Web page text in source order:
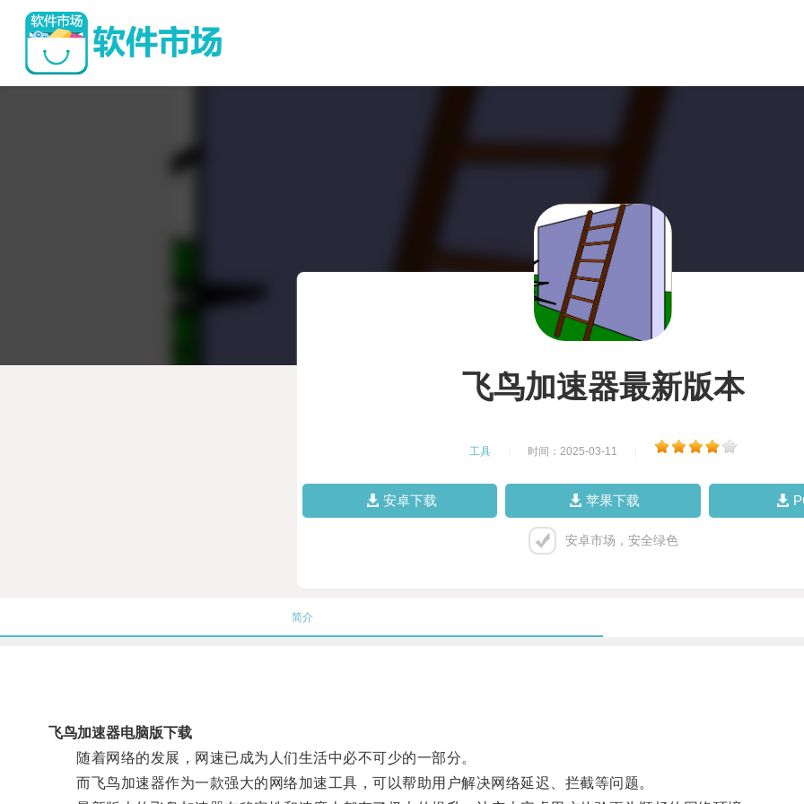
飞鸟加速器最新版本
工具 时间：2025-03-11
安卓下载 苹果下载
安卓市场，安全绿色
简介
飞鸟加速器电脑版下载
随着网络的发展，网速已成为人们生活中必不可少的一部分。
而飞鸟加速器作为一款强大的网络加速工具，可以帮助用户解决网络延迟、拦截等问题。